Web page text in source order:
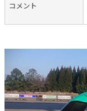
コメント